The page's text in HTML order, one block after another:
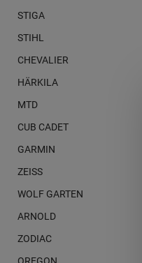
STIGA
STIHL
CHEVALIER
HÄRKILA
MTD
CUB CADET
GARMIN
ZEISS
WOLF GARTEN
ARNOLD
ZODIAC